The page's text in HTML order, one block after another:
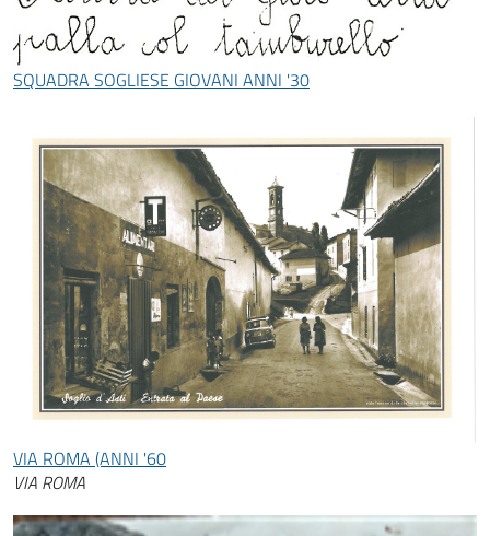
SQUADRA SOGLIESE GIOVANI ANNI '30
VIA ROMA (ANNI '60
VIA ROMA